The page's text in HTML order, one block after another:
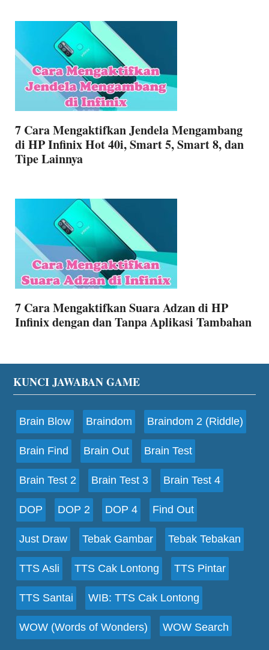
7 Cara Mengaktifkan Jendela Mengambang
di HP Infinix Hot 40i, Smart 5, Smart 8, dan
Tipe Lainnya
7 Cara Mengaktifkan Suara Adzan di HP
Infinix dengan dan Tanpa Aplikasi Tambahan
Footer
KUNCI JAWABAN GAME
Brain Blow Braindom Braindom 2 (Riddle)
Brain Find Brain Out Brain Test
Brain Test 2 Brain Test 3 Brain Test 4
DOP DOP 2 DOP 4 Find Out
Just Draw Tebak Gambar Tebak Tebakan
TTS Asli TTS Cak Lontong TTS Pintar
TTS Santai WIB: TTS Cak Lontong
WOW (Words of Wonders) WOW Search